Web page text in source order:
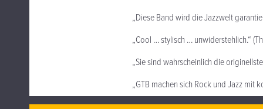
„Diese Band wird die Jazzwelt
„Cool … stylisch … unwiderstehlich.“
„Sie sind wahrscheinlich die
„GTB machen sich Rock und Jazz mit